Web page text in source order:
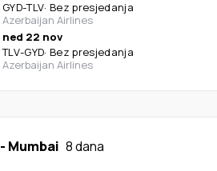
GYD-TLV· Bez presjedanja
Azerbaijan Airlines
ned 22 nov
TLV-GYD· Bez presjedanja
Azerbaijan Airlines
- Mumbai 8 dana